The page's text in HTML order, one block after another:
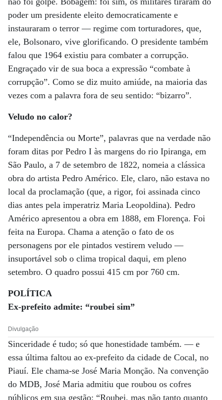
poder um presidente eleito democraticamente e
instauraram o terror — regime com torturadores, que,
ele, Bolsonaro, vive glorificando. O presidente também
falou que 1964 existiu para combater a corrupção.
Engraçado vir de sua boca a expressão “combate à
corrupção”. Como se diz muito amiúde, na maioria das
vezes com a palavra fora de seu sentido: “bizarro”.
Veludo no calor?
“Independência ou Morte”, palavras que na verdade não
foram ditas por Pedro I às margens do rio Ipiranga, em
São Paulo, a 7 de setembro de 1822, nomeia a clássica
obra do artista Pedro Américo. Ele, claro, não estava no
local da proclamação (que, a rigor, foi assinada cinco
dias antes pela imperatriz Maria Leopoldina). Pedro
Américo apresentou a obra em 1888, em Florença. Foi
feita na Europa. Chama a atenção o fato de os
personagens por ele pintados vestirem veludo —
insuportável sob o clima tropical daqui, em pleno
setembro. O quadro possui 415 cm por 760 cm.
POLÍTICA
Ex-prefeito admite: “roubei sim”
Divulgação
Sinceridade é tudo; só que honestidade também. — e
essa última faltou ao ex-prefeito da cidade de Cocal, no
Piauí. Ele chama-se José Maria Monção. Na convenção
do MDB, José Maria admitiu que roubou os cofres
públicos em sua gestão: “Roubei, mas não tanto quanto